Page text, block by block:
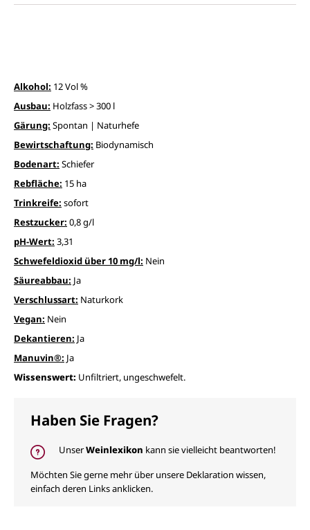
Alkohol: 12 Vol %
Ausbau: Holzfass > 300 l
Gärung: Spontan | Naturhefe
Bewirtschaftung: Biodynamisch
Bodenart: Schiefer
Rebfläche: 15 ha
Trinkreife: sofort
Restzucker: 0,8 g/l
pH-Wert: 3,31
Schwefeldioxid über 10 mg/l: Nein
Säureabbau: Ja
Verschlussart: Naturkork
Vegan: Nein
Dekantieren: Ja
Manuvin®: Ja
Wissenswert: Unfiltriert, ungeschwefelt.
Haben Sie Fragen?
UnserWeinlexikon kann sie vielleicht beantworten!
Möchten Sie gerne mehr über unsere Deklaration wissen,
einfach deren Links anklicken.